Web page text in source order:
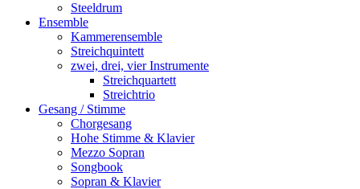
Steeldrum
Ensemble
Kammerensemble
Streichquintett
zwei, drei, vier Instrumente
Streichquartett
Streichtrio
Gesang / Stimme
Chorgesang
Hohe Stimme & Klavier
Mezzo Sopran
Songbook
Sopran & Klavier